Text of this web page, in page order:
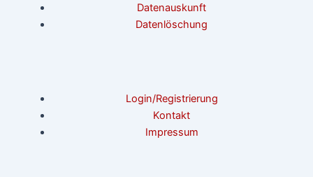
Datenauskunft
Datenlöschung
Login/Registrierung
Kontakt
Impressum